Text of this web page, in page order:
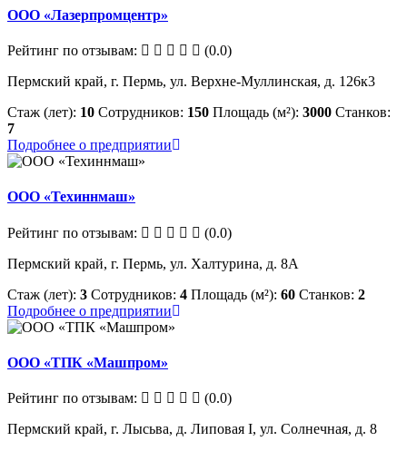
ООО «Лазерпромцентр»
Рейтинг по отзывам:
(0.0)
Пермский край, г. Пермь, ул. Верхне-Муллинская, д. 126к3
Стаж (лет): 10 Сотрудников: 150 Площадь (м²): 3000 Станков:
7
Подробнее о предприятии
ООО «Техиннмаш»
Рейтинг по отзывам:
(0.0)
Пермский край, г. Пермь, ул. Халтурина, д. 8А
Стаж (лет): 3 Сотрудников: 4 Площадь (м²): 60 Станков: 2
Подробнее о предприятии
ООО «ТПК «Машпром»
Рейтинг по отзывам:
(0.0)
Пермский край, г. Лысьва, д. Липовая I, ул. Солнечная, д. 8